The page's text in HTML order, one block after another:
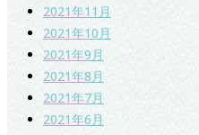
2021年11月
2021年10月
2021年9月
2021年8月
2021年7月
2021年6月